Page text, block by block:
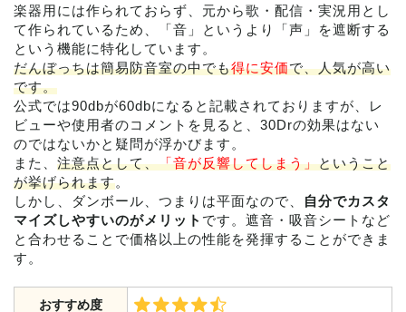
楽器用には作られておらず、元から歌・配信・実況用とし
て作られているため、「音」というより「声」を遮断する
という機能に特化しています。
だんぼっちは簡易防音室の中でも得に安価で、人気が高い
です。
公式では90dbが60dbになると記載されておりますが、レ
ビューや使用者のコメントを見ると、30Drの効果はない
のではないかと疑問が浮かびます。
また、 注意点として、「音が反響してしまう」ということ
が挙げられます。
しかし、ダンボール、つまりは平面なので、
自分でカスタ
マイズしやすいのがメリット です。遮音・吸音シートなど
と合わせることで価格以上の性能を発揮することができま
す。
おすすめ度